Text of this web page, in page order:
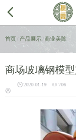

首页 产品展示/商业美陈
商场玻璃钢模

 2020-01-19  706